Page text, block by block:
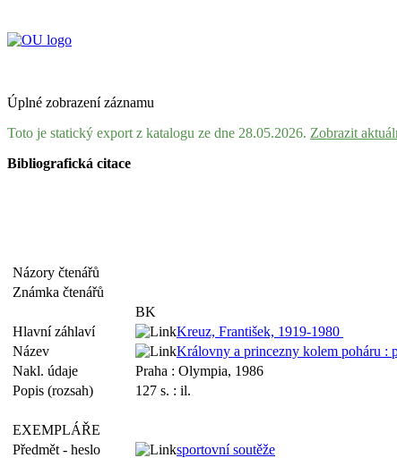
Úplné zobrazení záznamu
Toto je statický export z katalogu ze dne 28.05.2026. Zobrazit
Bibliografická citace
Názory čtenářů
Známka čtenářů
BK
Hlavní záhlaví
Kreuz, František, 1919-1980
Název
Královny a princezny kolem poháru :
Nakl. údaje
Praha : Olympia, 1986
Popis (rozsah)
127 s. : il.
EXEMPLÁŘE
Předmět - heslo
sportovní soutěže